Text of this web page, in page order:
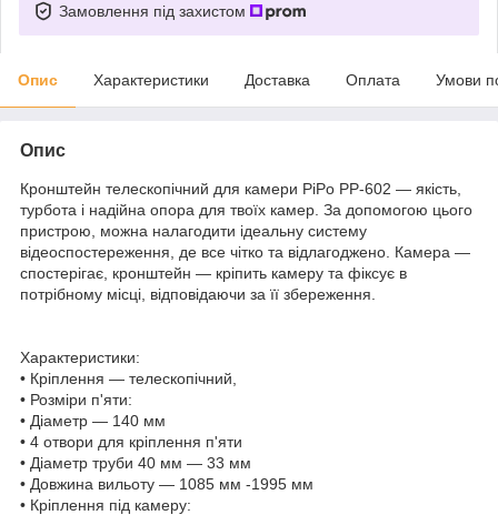
Замовлення під захистом
Опис Характеристики Доставка Оплата Умови
Опис
Кронштейн телескопічний для камери PiPo PP-602 — якість,
турбота і надійна опора для твоїх камер. За допомогою цього
пристрою, можна налагодити ідеальну систему
відеоспостереження, де все чітко та відлагоджено. Камера —
спостерігає, кронштейн — кріпить камеру та фіксує в
потрібному місці, відповідаючи за її збереження.
Характеристики:
• Кріплення — телескопічний,
• Розміри п'яти:
• Діаметр — 140 мм
• 4 отвори для кріплення п'яти
• Діаметр труби 40 мм — 33 мм
• Довжина вильоту — 1085 мм -1995 мм
• Кріплення під камеру: